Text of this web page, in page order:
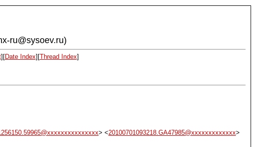
ru@sysoev.ru)
][Date Index][Thread Index]
> <20100701093218.GA47985@xxxxxxxxxxxxx>